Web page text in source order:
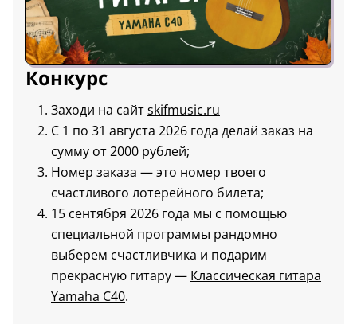
Конкурс
Заходи на сайтskifmusic.ru
С 1 по 31 августа 2026 года делай заказ на
сумму от 2000 рублей;
Номер заказа — это номер твоего
счастливого лотерейного билета;
15 сентября 2026 года мы с помощью
специальной программы рандомно
выберем счастливчика и подарим
прекрасную гитару — Классическая гитара
Yamaha C40.